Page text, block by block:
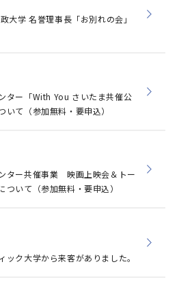
学 名誉理事長「お別れの会」
ター「With You さいたま共催公
いて（参加無料・要申込）
ター共催事業 映画上映会＆トー
ついて（参加無料・要申込）
ック大学から来客がありました。